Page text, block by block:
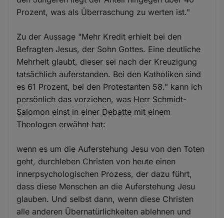
Prozent, was als Überraschung zu werten ist."
Zu der Aussage "Mehr Kredit erhielt bei den
Befragten Jesus, der Sohn Gottes. Eine deutliche
Mehrheit glaubt, dieser sei nach der Kreuzigung
tatsächlich auferstanden. Bei den Katholiken sind
es 61 Prozent, bei den Protestanten 58." kann ich
persönlich das vorziehen, was Herr Schmidt-
Salomon einst in einer Debatte mit einem
Theologen erwähnt hat:
wenn es um die Auferstehung Jesu von den Toten
geht, durchleben Christen von heute einen
innerpsychologischen Prozess, der dazu führt,
dass diese Menschen an die Auferstehung Jesu
glauben. Und selbst dann, wenn diese Christen
alle anderen Übernatürlichkeiten ablehnen und